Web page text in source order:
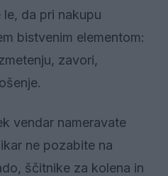
le, da pri nakupu
bistvenim elementom:
zavori,
vendar nameravate
ne pozabite na
ščitnike za kolena in